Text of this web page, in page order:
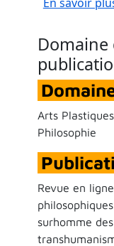
Domaine
Arts
Philosophie
Revue en
surhomme